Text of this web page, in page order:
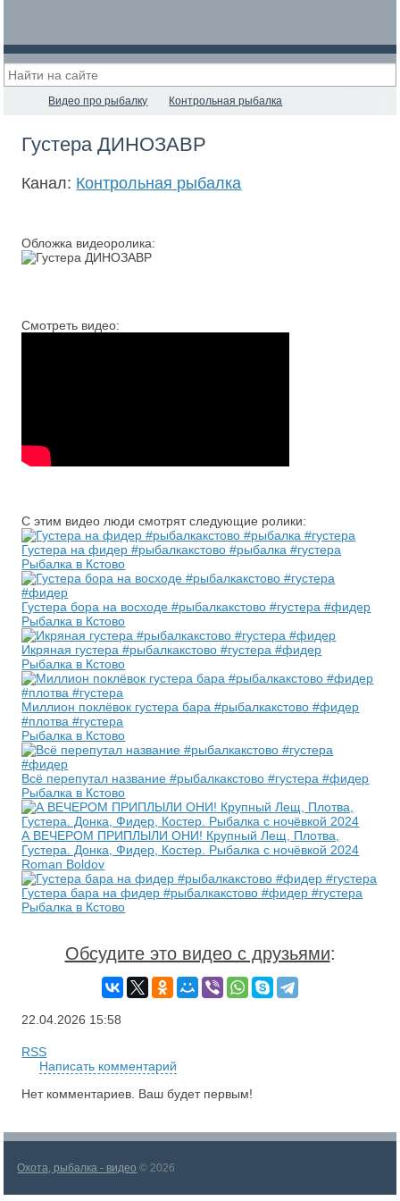
Видео про рыбалку Контрольная рыбалка
Густера ДИНОЗАВР
Канал: Контрольная рыбалка
Обложка видеоролика:
Смотреть видео:
С этим видео люди смотрят следующие ролики:
Густера на фидер #рыбалкакстово #рыбалка #густера
Рыбалка в Кстово
Густера бора на восходе #рыбалкакстово #густера #фидер
Рыбалка в Кстово
Икряная густера #рыбалкакстово #густера #фидер
Рыбалка в Кстово
Миллион поклёвок густера бара #рыбалкакстово #фидер
#плотва #густера
Рыбалка в Кстово
Всё перепутал название #рыбалкакстово #густера #фидер
Рыбалка в Кстово
А ВЕЧЕРОМ ПРИПЛЫЛИ ОНИ! Крупный Лещ, Плотва,
Густера. Донка, Фидер, Костер. Рыбалка с ночёвкой 2024
Roman Boldov
Густера бара на фидер #рыбалкакстово #фидер #густера
Рыбалка в Кстово
Обсудите это видео с друзьями:
22.04.2026 15:58
RSS
Написать комментарий
Нет комментариев. Ваш будет первым!
Охота, рыбалка - видео © 2026